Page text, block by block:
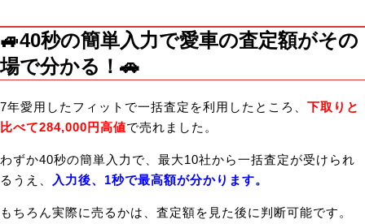
🚙40秒の簡単入力で愛車の査定額がその
場で分かる！🚗
7年愛用したフィットで一括査定を利用したところ、 下取りと
比べて284,000円高値で売れました。
わずか40秒の簡単入力で、最大10社から一括査定が受けられ
るうえ、
入力後、1秒で最高額が分かります。
もちろん実際に売るかは、査定額を見た後に判断可能です。